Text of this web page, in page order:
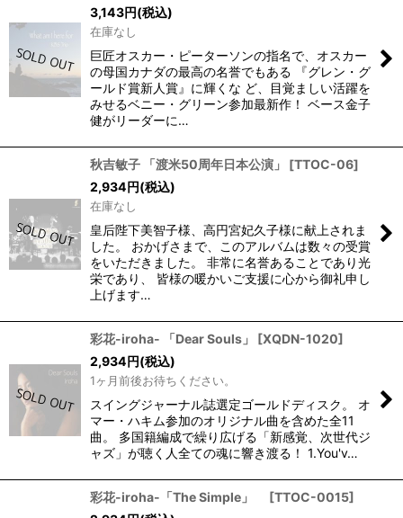
3,143円(税込)
在庫なし
巨匠オスカー・ピーターソンの指名で、オスカー
の母国カナダの最高の名誉でもある 『グレン・グ
ールド賞新人賞』に輝くな ど、目覚ましい活躍を
みせるベニー・グリーン参加最新作！ ベース金子
健がリーダーに…
秋吉敏子 「渡米50周年日本公演」 [TTOC-06]
2,934円(税込)
在庫なし
皇后陛下美智子様、高円宮妃久子様に献上されま
した。 おかげさまで、このアルバムは数々の受賞
をいただきました。 非常に名誉あることであり光
栄であり、 皆様の暖かいご支援に心から御礼申し
上げます…
彩花-iroha- 「Dear Souls」 [XQDN-1020]
2,934円(税込)
1ヶ月前後お待ちください。
スイングジャーナル誌選定ゴールドディスク。 オ
マー・ハキム参加のオリジナル曲を含めた全11
曲。 多国籍編成で繰り広げる「新感覚、次世代ジ
ャズ」が聴く人全ての魂に響き渡る！ 1.You'v…
彩花-iroha-「The Simple」 [TTOC-0015]